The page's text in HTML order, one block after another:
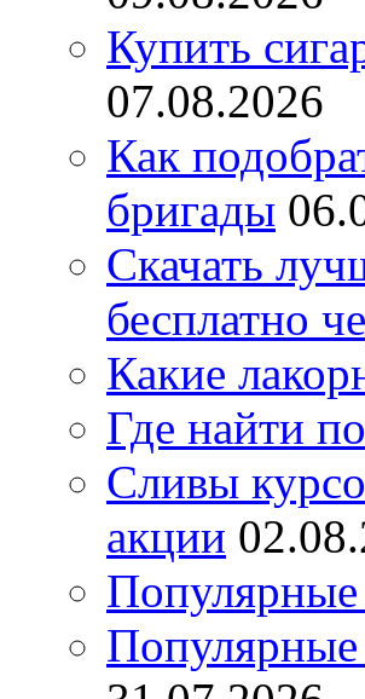
Купить
07.08.2026
Как
бригады
Скачать
бесплатно
Какие
Где найти
Сливы
акции
Популярные